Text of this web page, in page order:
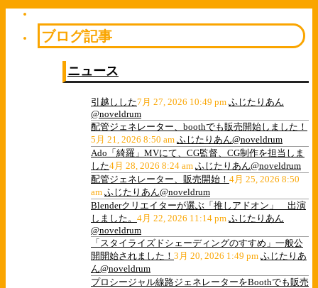
ブログ記事
ニュース
引越しした7月 27, 2026 10:49 pm ふじたりあん
@noveldrum
配管ジェネレーター、boothでも販売開始しました！
5月 21, 2026 8:50 am ふじたりあん@noveldrum
Ado「綺羅」MVにて、CG監督、CG制作を担当しま
した4月 28, 2026 8:24 am ふじたりあん@noveldrum
配管ジェネレーター、販売開始！ 4月 25, 2026 8:50
am ふじたりあん@noveldrum
Blenderクリエイターが選ぶ「推しアドオン」 出演
しました。 4月 22, 2026 11:14 pm ふじたりあん
@noveldrum
「スタイライズドシェーディングのすすめ」一般公
開開始されました！ 3月 20, 2026 1:49 pm ふじたりあ
ん@noveldrum
プロシージャル線路ジェネレーターをBoothでも販売